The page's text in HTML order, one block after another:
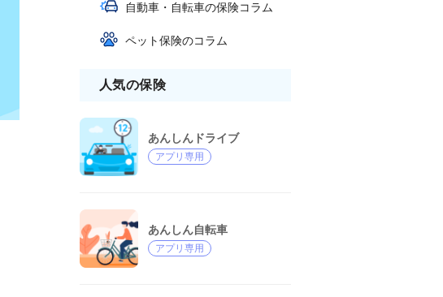
人気の保険
あんしんドライブ
アプリ専用
あんしん自転車
アプリ専用
自動車・自転車の保険コラム
ペット保険のコラム